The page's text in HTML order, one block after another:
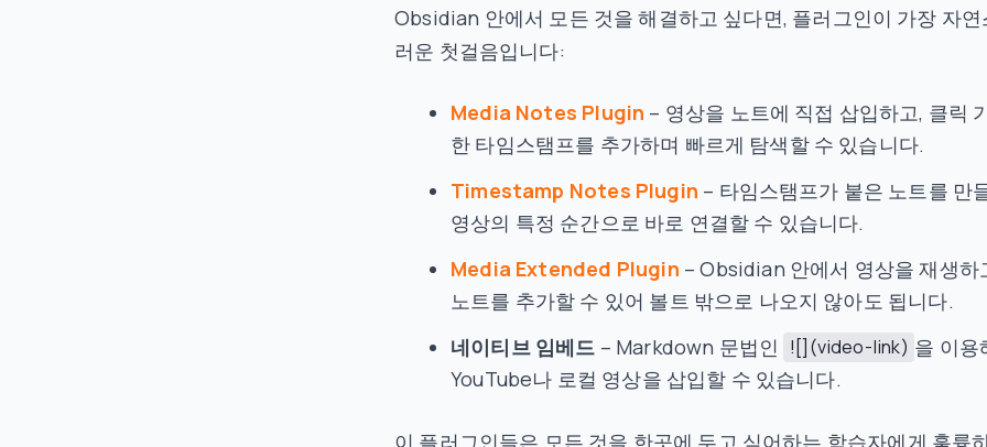
Obsidian 안에서 모든 것을 해결하고 싶다면, 플러그인이 가장 자연
러운 첫걸음입니다:
Media Notes Plugin – 영상을 노트에 직접 삽입하고, 클릭
한 타임스탬프를 추가하며 빠르게 탐색할 수 있습니다.
Timestamp Notes Plugin – 타임스탬프가 붙은 노트를 만
영상의 특정 순간으로 바로 연결할 수 있습니다.
Media Extended Plugin – Obsidian 안에서 영상을 재생하
노트를 추가할 수 있어 볼트 밖으로 나오지 않아도 됩니다.
네이티브 임베드 – Markdown 문법인 ![](video-link) 을 이용
YouTube나 로컬 영상을 삽입할 수 있습니다.
이 플러그인들은 모든 것을 한곳에 두고 싶어하는 학습자에게 훌륭